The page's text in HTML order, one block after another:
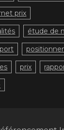
prix
étude de
prix